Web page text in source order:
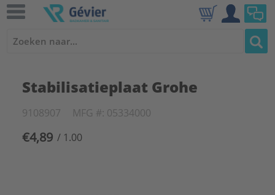
Stabilisatieplaat Grohe
9108907 MFG #: 05334000
€4,89 / 1.00